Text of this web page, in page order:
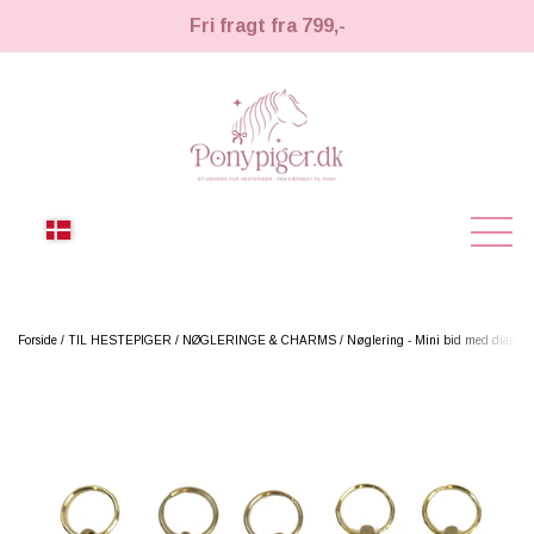
Fri fragt fra 799,-
NYHEDER
TIL HESTEPIGER
Forside TIL HESTEPIGER NØGLERINGE & CHARMS Nøglering - Mini bid med